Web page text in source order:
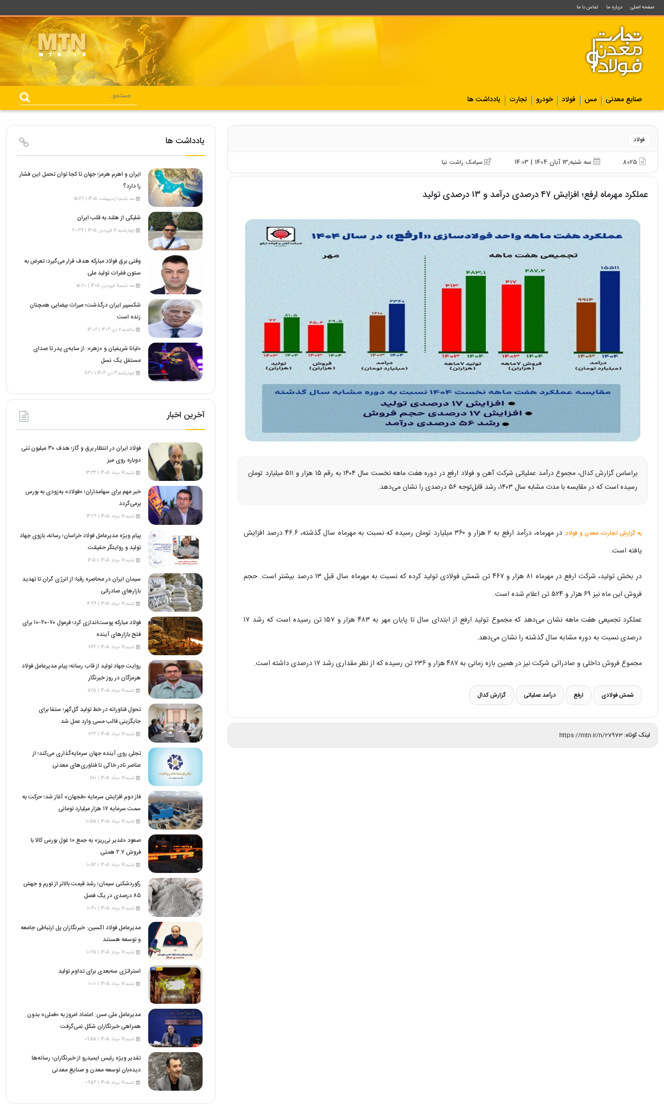
صفحه اصلی درباره ما تماس با ما
صنایع معدنی مس فولاد خودرو تجارت یادداشت ها
فولاد
8025 سه شنبه,13 آبان 1404 | 14:03 سیامک راشت نیا
عملکرد مهرماه ارفع؛ افزایش ۴۷ درصدی درآمد و ۱۳ درصدی تولید
براساس گزارش کدال، مجموع درآمد عملیاتی شرکت آهن و فولاد ارفع در دوره هفت‌ ماهه نخست سال ۱۴۰۴ به رقم ۱۵ هزار و ۵۱۱ میلیارد تومان
رسیده است که در مقایسه با مدت مشابه سال ۱۴۰۳، رشد قابل‌توجه ۵۶ درصدی را نشان می‌دهد.
به گزارش تجارت، معدن و فولاد:
در مهرماه، درآمد ارفع به ۲ هزار و ۳۶۰ میلیارد تومان رسیده که نسبت به مهرماه سال گذشته، ۴۶.۶ درصد افزایش
یافته است.
در بخش تولید، شرکت ارفع در مهرماه ۸۱ هزار و ۴۶۷ تن شمش فولادی تولید کرده که نسبت به مهرماه سال قبل ۱۳ درصد بیشتر است. حجم
فروش این ماه نیز ۶۹ هزار و ۵۲۴ تن اعلام شده است.
عملکرد تجمیعی هفت‌ ماهه نشان می‌دهد که مجموع تولید ارفع از ابتدای سال تا پایان مهر به ۴۸۳ هزار و ۱۵۷ تن رسیده است که رشد ۱۷
درصدی نسبت به دوره مشابه سال گذشته را نشان می‌دهد.
مجموع فروش داخلی و صادراتی شرکت نیز در همین بازه زمانی به ۴۸۷ هزار و ۲۳۶ تن رسیده که از نظر مقداری رشد ۱۷ درصدی داشته است.
شمش فولادی ارفع درآمد عملیاتی گزارش کدال
لینک کوتاه: https://mtn.ir/n/27973
یادداشت ها
ایران و اهرم هرمز؛ جهان تا کجا توان تحمل این فشار
را دارد؟
سه شنبه,1 اردیبهشت 1405 | 15:22
شلیکی از هلند به قلب ایران
چهارشنبه,12 فروردین 1405 | 20:39
وقتی برق فولاد مبارکه هدف قرار می‌گیرد؛ تعرض به
ستون فقرات تولید ملی
سه شنبه,11 فروردین 1405 | 15:20
شکسپیر ایران درگذشت؛ میراث بیضایی همچنان
زنده است
یکشنبه,7 دی 1404 | 13:06
«لیانا شریفیان و «زهر»: از سایه‌ی پدر تا صدای
مستقل یک نسل
چهارشنبه,3 دی 1404 | 11:30
آخرین اخبار
فولاد ایران در انتظار برق و گاز؛ هدف ۳۰ میلیون تنی
دوباره روی میز
شنبه,17 مرداد 1405 | 13:34
خبر مهم برای سهامداران؛ «فولاد» به‌زودی به بورس
برمی‌گردد
شنبه,17 مرداد 1405 | 13:26
پیام ویژه مدیرعامل فولاد خراسان؛ رسانه، بازوی جهاد
تولید و روایتگر حقیقت
شنبه,17 مرداد 1405 | 12:51
سیمان ایران در محاصره رقبا؛ از انرژی گران تا تهدید
بازارهای صادراتی
شنبه,17 مرداد 1405 | 12:46
فولاد مبارکه پوست‌اندازی کرد؛ فرمول ۷۰-۲۰-۱۰ برای
فتح بازارهای آینده
شنبه,17 مرداد 1405 | 11:42
روایت جهاد تولید از قاب رسانه؛ پیام مدیرعامل فولاد
هرمزگان در روز خبرنگار
شنبه,17 مرداد 1405 | 11:25
تحول فناورانه در خط تولید گل‌گهر؛ ستفا برای
جایگزینی قالب مسی وارد عمل شد
شنبه,17 مرداد 1405 | 11:22
تجلی روی آینده جهان سرمایه‌گذاری می‌کند؛ از
عناصر نادر خاکی تا فناوری‌های معدنی
شنبه,17 مرداد 1405 | 11:10
فاز دوم افزایش سرمایه «فجهان» آغاز شد؛ حرکت به
سمت سرمایه ۱۷ هزار میلیارد تومانی
شنبه,17 مرداد 1405 | 10:55
صعود «غدیر نی‌ریز» به جمع ۱۰ غول بورس کالا با
فروش ۲.۷ همتی
شنبه,17 مرداد 1405 | 10:52
رکوردشکنی سیمان؛ رشد قیمت بالاتر از تورم و جهش
۸۵ درصدی در یک فصل
شنبه,17 مرداد 1405 | 10:40
مدیرعامل فولاد اکسین: خبرنگاران پل ارتباطی جامعه
و توسعه هستند
شنبه,17 مرداد 1405 | 10:25
استراتژی سه‌بعدی برای تداوم تولید
شنبه,17 مرداد 1405 | 10:10
مدیرعامل ملی مس: اعتماد امروز به «فملی» بدون
همراهی خبرنگاران شکل نمی‌گرفت
شنبه,17 مرداد 1405 | 09:55
تقدیر ویژه رئیس ایمیدرو از خبرنگاران؛ رسانه‌ها
دیده‌بان توسعه معدن و صنایع معدنی
شنبه,17 مرداد 1405 | 09:54